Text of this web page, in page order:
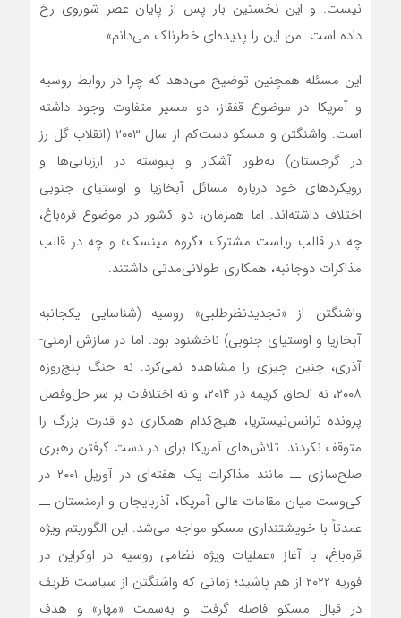
نیست. و این نخستین بار پس از پایان عصر شوروی رخ
داده است. من این را پدیده‌ای خطرناک می‌دانم».
این مسئله همچنین توضیح می‌دهد که چرا در روابط روسیه
و آمریکا در موضوع قفقاز، دو مسیر متفاوت وجود داشته
است. واشنگتن و مسکو دست‌کم از سال ۲۰۰۳ (انقلاب گل رز
در گرجستان) به‌طور آشکار و پیوسته در ارزیابی‌ها و
رویکردهای خود درباره مسائل آبخازیا و اوستیای جنوبی
اختلاف داشته‌اند. اما همزمان، دو کشور در موضوع قره‌باغ،
چه در قالب ‌ریاست مشترک «گروه مینسک» و چه در قالب
مذاکرات دوجانبه، همکاری طولانی‌مدتی داشتند.
واشنگتن از «تجدیدنظرطلبی» روسیه (شناسایی یکجانبه
آبخازیا و اوستیای جنوبی) ناخشنود بود. اما در سازش ارمنی-
آذری، چنین چیزی را مشاهده نمی‌کرد. نه جنگ پنج‌روزه
۲۰۰۸، نه الحاق کریمه در ۲۰۱۴، و نه اختلافات بر سر حل‌وفصل
پرونده ترانس‌نیستریا، هیچ‌کدام همکاری دو قدرت بزرگ را
متوقف نکردند. تلاش‌های آمریکا برای در دست گرفتن رهبری
صلح‌سازی ــ مانند مذاکرات یک هفته‌ای در آوریل ۲۰۰۱ در
کی‌وست میان مقامات عالی آمریکا، آذربایجان و ارمنستان ــ
عمدتاً با خویشتنداری مسکو مواجه می‌شد. این الگوریتم ویژه
قره‌باغ، با آغاز «عملیات ویژه نظامی روسیه در اوکراین در
فوریه ۲۰۲۲ از هم پاشید؛ زمانی که واشنگتن از سیاست ظریف
در قبال مسکو فاصله گرفت و به‌سمت «مهار» و هدف